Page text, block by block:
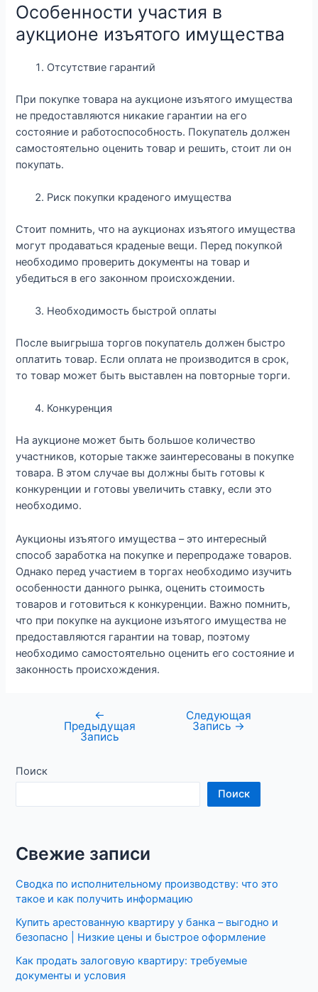
Особенности участия в
аукционе изъятого имущества
Отсутствие гарантий
При покупке товара на аукционе изъятого имущества
не предоставляются никакие гарантии на его
состояние и работоспособность. Покупатель должен
самостоятельно оценить товар и решить, стоит ли он
покупать.
Риск покупки краденого имущества
Стоит помнить, что на аукционах изъятого имущества
могут продаваться краденые вещи. Перед покупкой
необходимо проверить документы на товар и
убедиться в его законном происхождении.
Необходимость быстрой оплаты
После выигрыша торгов покупатель должен быстро
оплатить товар. Если оплата не производится в срок,
то товар может быть выставлен на повторные торги.
Конкуренция
На аукционе может быть большое количество
участников, которые также заинтересованы в покупке
товара. В этом случае вы должны быть готовы к
конкуренции и готовы увеличить ставку, если это
необходимо.
Аукционы изъятого имущества – это интересный
способ заработка на покупке и перепродаже товаров.
Однако перед участием в торгах необходимо изучить
особенности данного рынка, оценить стоимость
товаров и готовиться к конкуренции. Важно помнить,
что при покупке на аукционе изъятого имущества не
предоставляются гарантии на товар, поэтому
необходимо самостоятельно оценить его состояние и
законность происхождения.
←
Предыдущая
Запись
Следующая
Запись →
Поиск
Поиск
Свежие записи
Сводка по исполнительному производству: что это
такое и как получить информацию
Купить арестованную квартиру у банка – выгодно и
безопасно | Низкие цены и быстрое оформление
Как продать залоговую квартиру: требуемые
документы и условия